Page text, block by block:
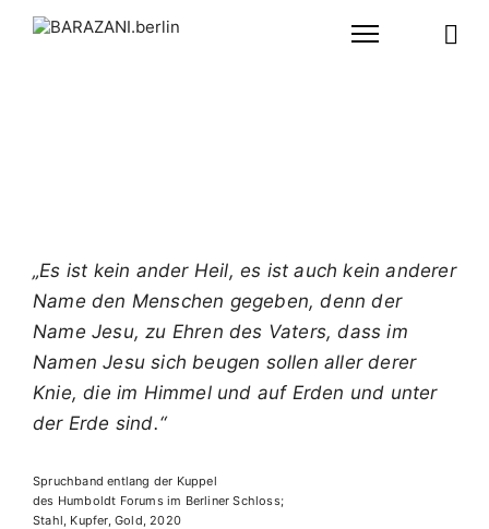
N
I
.
b
e
r
l
i
n
open
„Es ist kein ander Heil, es ist auch kein anderer
Name den Menschen gegeben, denn der
Name Jesu, zu Ehren des Vaters, dass im
Namen Jesu sich beugen sollen aller derer
Knie, die im Himmel und auf Erden und unter
der Erde sind.“
Spruchband entlang der Kuppel
des Humboldt Forums im Berliner Schloss;
Stahl, Kupfer, Gold, 2020